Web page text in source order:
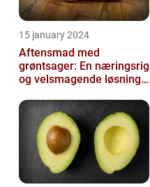
15 january 2024
Aftensmad med
grøntsager: En næringsrig
og velsmagende løsning